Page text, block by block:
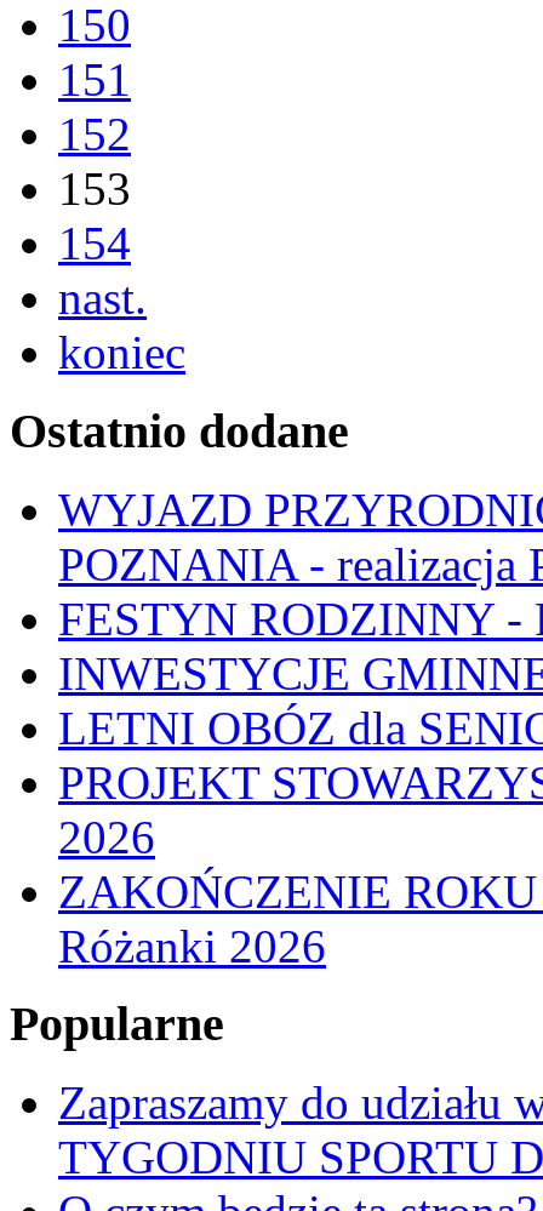
150
151
152
153
154
nast.
koniec
Ostatnio dodane
WYJAZD
POZNANIA - realizacja
FESTYN RODZINNY -
INWESTYCJE
LETNI OBÓZ dla
PROJEKT
2026
ZAKOŃCZENIE
Różanki 2026
Popularne
Zapraszamy do udziału
TYGODNIU SPORTU